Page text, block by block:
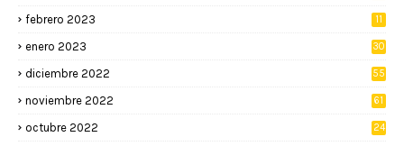
febrero 2023 11
enero 2023 30
diciembre 2022 55
noviembre 2022 61
octubre 2022 24